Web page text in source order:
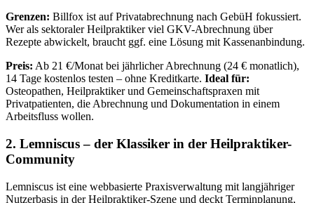
Grenzen: Billfox ist auf Privatabrechnung nach GebüH fokussiert.
Wer als sektoraler Heilpraktiker viel GKV-Abrechnung über
Rezepte abwickelt, braucht ggf. eine Lösung mit Kassenanbindung.
Preis: Ab 21 €/Monat bei jährlicher Abrechnung (24 € monatlich),
14 Tage kostenlos testen – ohne Kreditkarte. Ideal für:
Osteopathen, Heilpraktiker und Gemeinschaftspraxen mit
Privatpatienten, die Abrechnung und Dokumentation in einem
Arbeitsfluss wollen.
2. Lemniscus – der Klassiker in der Heilpraktiker-
Community
Lemniscus ist eine webbasierte Praxisverwaltung mit langjähriger
Nutzerbasis in der Heilpraktiker-Szene und deckt Terminplanung,